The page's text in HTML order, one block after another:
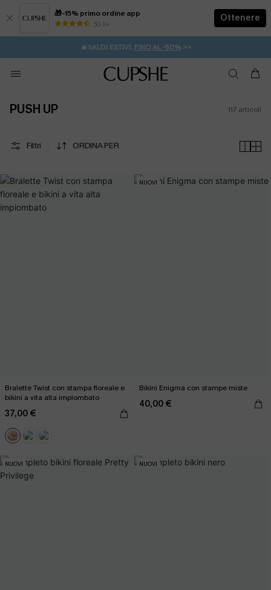
🎁-15% primo ordine app
50 k+
Ottenere
⚡️-15% SUGLI ESSENZIALI DA VACANZA | ACQUISTA
🔥SALDI ESTIVI: FINO AL -50%>>
🚚SPEDIZIONE GRATUITA DA 49€
💌REGALO PER I NUOVI: 20% DI SCONTO*
PUSH UP 117 articoli
Filtri ORDINA PER
Bralette Twist con stampa floreale e
bikini a vita alta impiombato
37,00 €
NUOVI
Bikini Enigma con stampe miste
40,00 €
NUOVI NUOVI